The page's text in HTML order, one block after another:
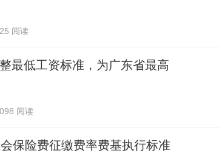
阅读
最低工资标准，为广东省最高
阅读
保险费征缴费率费基执行标准